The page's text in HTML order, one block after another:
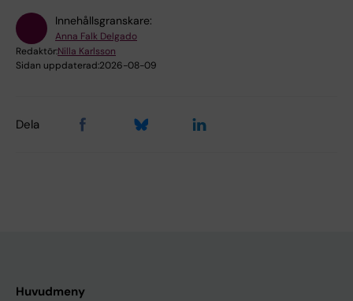
Innehållsgranskare:
Anna Falk Delgado
Redaktör:Nilla Karlsson
Sidan uppdaterad:2026-08-09
Dela
Huvudmeny